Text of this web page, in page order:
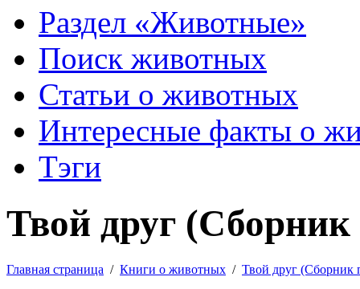
Раздел «Животные»
Поиск животных
Статьи о животных
Интересные факты о
Тэги
Твой друг (Сборник
Главная страница / Книги о животных / Твой друг (Сборник